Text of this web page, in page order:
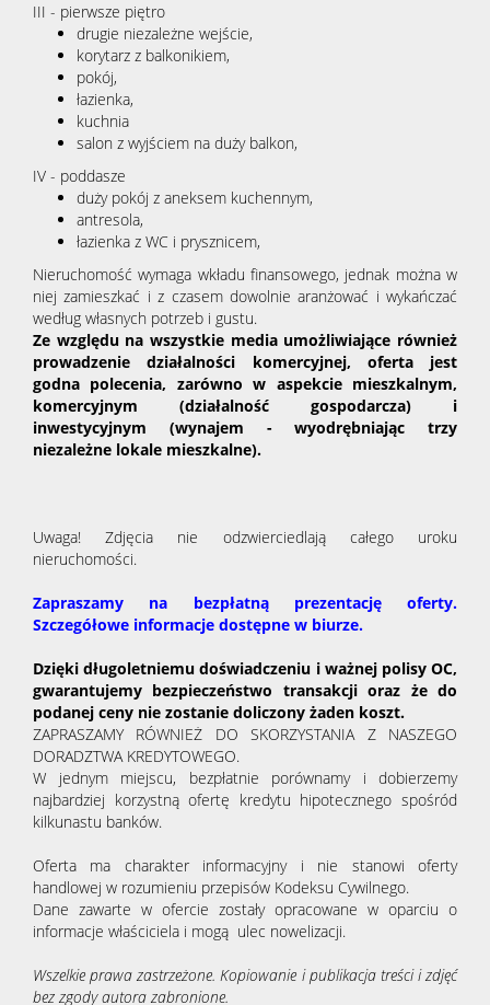
III - pierwsze piętro
drugie niezależne wejście,
korytarz z balkonikiem,
pokój,
łazienka,
kuchnia
salon z wyjściem na duży balkon,
IV - poddasze
duży pokój z aneksem kuchennym,
antresola,
łazienka z WC i prysznicem,
Nieruchomość wymaga wkładu finansowego, jednak można w
niej zamieszkać i z czasem dowolnie aranżować i wykańczać
według własnych potrzeb i gustu.
Ze względu na wszystkie media umożliwiające również
prowadzenie działalności komercyjnej, oferta jest
godna polecenia, zarówno w aspekcie mieszkalnym,
komercyjnym (działalność gospodarcza) i
inwestycyjnym (wynajem - wyodrębniając trzy
niezależne lokale mieszkalne).
Uwaga! Zdjęcia nie odzwierciedlają całego uroku
nieruchomości.
Zapraszamy na bezpłatną prezentację oferty.
Szczegółowe informacje dostępne w biurze.
Dzięki długoletniemu doświadczeniu i ważnej polisy OC,
gwarantujemy bezpieczeństwo transakcji oraz że do
podanej ceny nie zostanie doliczony żaden koszt.
ZAPRASZAMY RÓWNIEŻ DO SKORZYSTANIA Z NASZEGO
DORADZTWA KREDYTOWEGO.
W jednym miejscu, bezpłatnie porównamy i dobierzemy
najbardziej korzystną ofertę kredytu hipotecznego spośród
kilkunastu banków.
Oferta ma charakter informacyjny i nie stanowi oferty
handlowej w rozumieniu przepisów Kodeksu Cywilnego.
Dane zawarte w ofercie zostały opracowane w oparciu o
informacje właściciela i mogą ulec nowelizacji.
Wszelkie prawa zastrzeżone. Kopiowanie i publikacja treści i zdjęć
bez zgody autora zabronione.